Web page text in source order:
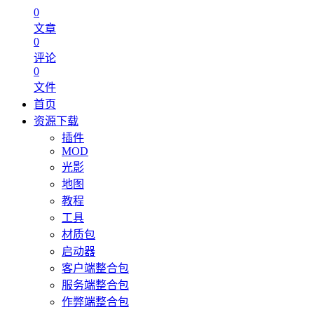
0
文章
0
评论
0
文件
首页
资源下载
插件
MOD
光影
地图
教程
工具
材质包
启动器
客户端整合包
服务端整合包
作弊端整合包